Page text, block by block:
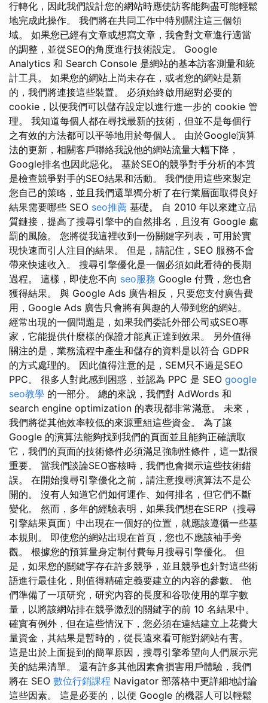
行轉化，因此我們設計您的網站時應使訪客能夠盡可能輕鬆
地完成此操作。 我們將在共同工作中特別關注這三個領
域。 如果您已經有文章或想寫文章，我會對文章進行適當
的調整，並從SEO的角度進行技術設定。 Google
Analytics 和 Search Console 是網站的基本訪客測量和統
計工具。 如果您的網站上尚未存在，或者您的網站是新
的，我們將連接這些裝置。 必須始終啟用絕對必要的
cookie，以便我們可以儲存設定以進行進一步的 cookie 管
理。 我知道每個人都在尋找最新的技術，但並不是每個行
之有效的方法都可以平等地用於每個人。 由於Google演算
法的更新，相關客戶聯絡我說他的網站流量大幅下降，
Google排名也因此惡化。 基於SEO的競爭對手分析的本質
是檢查競爭對手的SEO結果和活動。 我們使用這些來製定
您自己的策略，並且我們還單獨分析了在行業層面取得良好
結果需要哪些 SEO seo推薦 基礎。 自 2010 年以來建立品
質鏈接，提高了搜尋引擎中的自然排名，且沒有 Google 處
罰的風險。 您將從我這裡收到一份關鍵字列表，可用於實
現快速而引人注目的結果。 但是，請記住，SEO 服務不會
帶來快速收入。 搜尋引擎優化是一個必須如此看待的長期
過程。 這樣，即使您不向 seo服務 Google 付費，您也會
獲得結果。 與 Google Ads 廣告相反，只要您支付廣告費
用，Google Ads 廣告只會將有興趣的人帶到您的網站。
經常出現的一個問題是，如果我們委託外部公司或SEO專
家，它能提供什麼樣的保證才能真正達到效果。 另外值得
關注的是，業務流程中產生和儲存的資料是以符合 GDPR
的方式處理的。 因此值得注意的是，SEM只不過是SEO
PPC。 很多人對此感到困惑，並認為 PPC 是 SEO google
seo教學 的一部分。 總的來說，我們對 AdWords 和
search engine optimization 的表現都非常滿意。 未來，
我們將從其他效率較低的來源重組這些資金。 為了讓
Google 的演算法能夠找到我們的頁面並且能夠正確讀取
它，我們的頁面的技術條件必須滿足強制性條件，這一點很
重要。 當我們談論SEO審核時，我們也會揭示這些技術錯
誤。 在開始搜尋引擎優化之前，請注意搜尋演算法不是公
開的。 沒有人知道它們如何運作、如何排名，但它們不斷
變化。 然而，多年的經驗表明，如果我們想在SERP（搜尋
引擎結果頁面）中出現在一個好的位置，就應該遵循一些基
本規則。 即使您的網站出現在首頁，您也不應該袖手旁
觀。 根據您的預算量身定制付費每月搜尋引擎優化。 但
是，如果您的關鍵字存在許多競爭，並且競爭也針對這些術
語進行最佳化，則值得精確定義要建立的內容的參數。 他
們準備了一項研究，研究內容的長度和谷歌使用的單字數
量，以將該網站排在競爭激烈的關鍵字的前 10 名結果中。
確實有例外，但在這些情況下，您必須在連結建立上花費大
量資金，其結果是暫時的，從長遠來看可能對網站有害。
這是出於上面提到的簡單原因，搜尋引擎希望向人們展示完
美的結果清單。 還有許多其他因素會損害用戶體驗，我們
將在 SEO 數位行銷課程 Navigator 部落格中更詳細地討論
這些因素。 這是必要的，以便 Google 的機器人可以輕鬆